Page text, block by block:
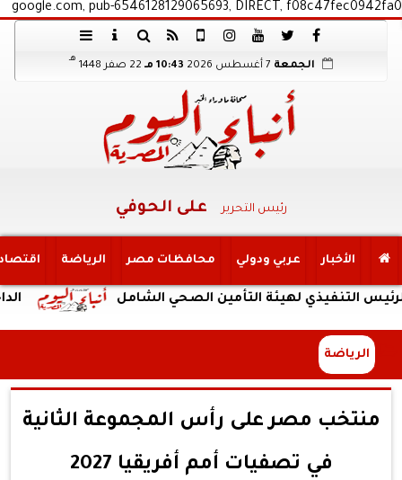
google.com, pub-6546128129065693, DIRECT, f08c47fec0942fa0
الجمعة 10:43 مـ 22 صفر 1448
هـ
رئيس التحرير على الحوفي
الأخبار عربي ودولي محافظات مصر الرياضة
الداخلية: لهيئة التأمين الصحي الشامل
الرياضة
منتخب مصر على رأس المجموعة الثانية
في تصفيات أمم أفريقيا 2027